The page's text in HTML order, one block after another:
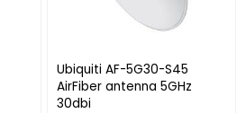
Ubiquiti AF-5G30-S45
AirFiber antenna 5GHz
30dbi